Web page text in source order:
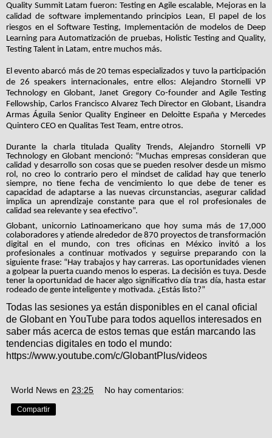
Quality Summit Latam fueron: Testing en Agile escalable, Mejoras en la
calidad de software implementando principios Lean, El papel de los
riesgos en el Software Testing, Implementación de modelos de Deep
Learning para Automatización de pruebas, Holistic Testing and Quality,
Testing Talent in Latam, entre muchos más.
El evento abarcó más de 20 temas especializados y tuvo la participación
de 26 speakers internacionales, entre ellos: Alejandro Stornelli VP
Technology en Globant, Janet Gregory Co-founder and Agile Testing
Fellowship, Carlos Francisco Alvarez Tech Director en Globant, Lisandra
Armas Águila Senior Quality Engineer en Deloitte España y Mercedes
Quintero CEO en Qualitas Test Team, entre otros.
Durante la charla titulada Quality Trends, Alejandro Stornelli VP
Technology en Globant mencionó: “Muchas empresas consideran que
calidad y desarrollo son cosas que se pueden resolver desde un mismo
rol, no creo lo contrario pero el mindset de calidad hay que tenerlo
siempre, no tiene fecha de vencimiento lo que debe de tener es
capacidad de adaptarse a las nuevas circunstancias, asegurar calidad
implica un aprendizaje constante para que el rol profesionales de
calidad sea relevante y sea efectivo”.
Globant, unicornio Latinoamericano que hoy suma más de 17,000
colaboradores y atiende alrededor de 870 proyectos de transformación
digital en el mundo, con tres oficinas en México invitó a los
profesionales a continuar motivados y seguirse preparando con la
siguiente frase: “Hay trabajos y hay carreras. Las oportunidades vienen
a golpear la puerta cuando menos lo esperas. La decisión es tuya. Desde
tener la oportunidad de hacer algo significativo día tras día, hasta estar
rodeado de gente inteligente y motivada. ¿Estás listo?”
Todas las sesiones ya están disponibles en el canal oficial
de Globant en YouTube para todos aquellos interesados en
saber más acerca de estos temas que están marcando las
tendencias digitales en todo el mundo:
https://www.youtube.com/c/GlobantPlus/videos
World News en 23:25 No hay comentarios:
Compartir